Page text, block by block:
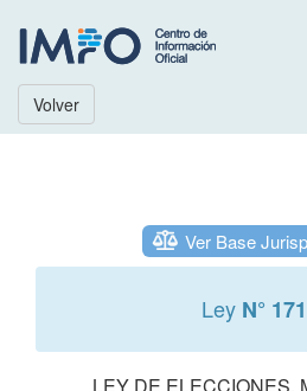
Volver
Ver Base
Ley N°